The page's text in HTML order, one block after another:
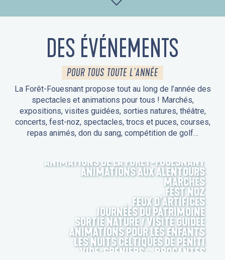
Ajouter aux
DES ÉVÉNEMENTS
POUR TOUS TOUTE L'ANNÉE
La Forêt-Fouesnant propose tout au long de l’année des
spectacles et animations pour tous ! Marchés,
expositions, visites guidées, sorties natures, théâtre,
concerts, fest-noz, spectacles, trocs et puces, courses,
repas animés, don du sang, compétition de golf…
ANIMATIONS DE LA FORÊT-FOUESNANT
ANIMATIONS AUX ALENTOURS
MARCHÉS
FEST NOZ
FEUX D’ARTIFICES
JOURNÉES DU PATRIMOINE
SORTIE NATURE / VISITE GUIDÉE
ANIMATIONS POUR LES ENFANTS
LES NUITS CELTIQUES DE PENITI
VIDE-GRENIERS – BROCANTES